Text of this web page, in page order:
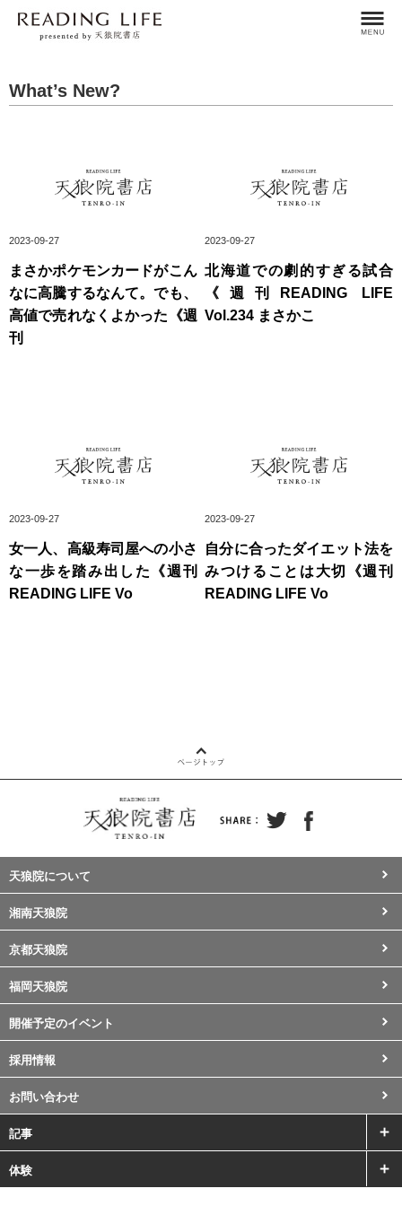
What’s New?
2023-09-27
まさかポケモンカードがこん
なに高騰するなんて。でも、
高値で売れなくよかった《週
刊
2023-09-27
北海道での劇的すぎる試合
《週刊READING LIFE
Vol.234 まさかこ
2023-09-27
女一人、高級寿司屋への小さ
な一歩を踏み出した《週刊
READING LIFE Vo
2023-09-27
自分に合ったダイエット法を
みつけることは大切《週刊
READING LIFE Vo
天狼院について
湘南天狼院
京都天狼院
福岡天狼院
開催予定のイベント
採用情報
お問い合わせ
記事
体験